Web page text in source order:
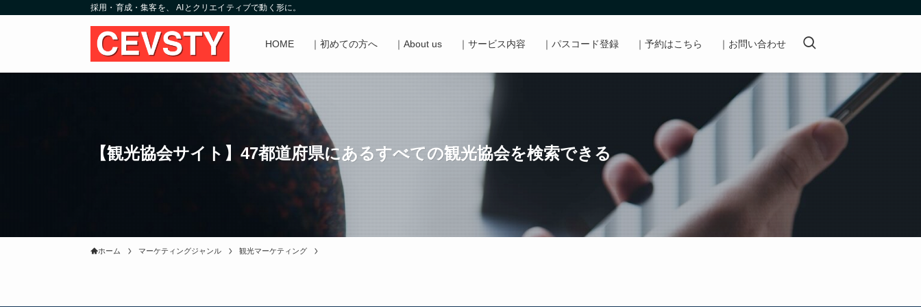
採用・育成・集客を、 AIとクリエイティブで動く形に。
HOME ｜初めての方へ ｜About us ｜サービス内容 ｜パスコード登録 ｜予約はこちら ｜お問い合わせ
【観光協会サイト】47都道府県にあるすべての観光協会を検索できる
ホーム マーケティングジャンル 観光マーケティング